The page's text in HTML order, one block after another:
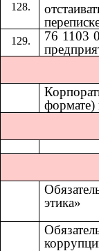
76 1103
формате)
этика»